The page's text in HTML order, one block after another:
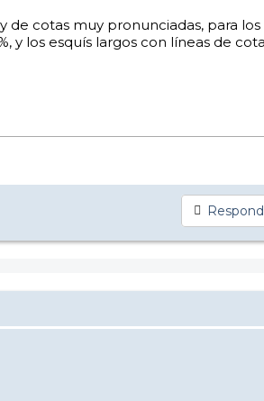
cotas muy pronunciadas, para
y los esquís largos con líneas de